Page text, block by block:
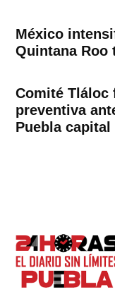
México
Quintana Roo
Comité Tláloc
preventiva
Puebla capital